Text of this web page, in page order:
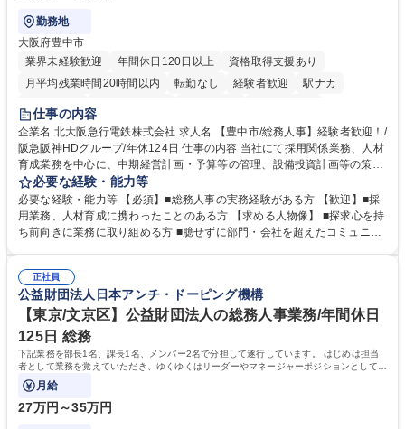
勤務地
大阪府豊中市
業界未経験歓迎
年間休日120日以上
資格取得支援あり
月平均残業時間20時間以内
転勤なし 経験者歓迎
駅ナカ
退職金あり
土日祝休み
服装自由 昼食補助あり 食事補助あり
仕事の内容
企業名 北大阪急行電鉄株式会社 求人名 【豊中市/総務人事】経験者歓迎！/
阪急阪神HDグループ/年休124日 仕事の内容 当社にて採用関係業務、人材
育成業務を中心に、中期経営計画・予算等の管理、設備投資計画等の策
定、さらに社内の重要会議の運営等、経営の根幹となる幅広い総務人事業
務全般を担当していただきます。 【主な業務内容】 ■採用関係業務および
人材育成(社員研修)業務の推進 ■中期経営計画および予算等の管理 ■設備
投資計画等の策定 ■社内の重要会議の運営 ■その他総務人事業務全般 【入
務人事】経験者歓迎！/阪急阪神HDグループ/年休124日
必要な経験・能力等
必要な経験・能力等 【必須】■総務人事の実務経験がある方 【歓迎】■採
用業務、人材育成に携わったことのある方 【求める人物像】 ■探求心を持
ち前向きに業務に取り組める方 ■臆せずに部門・会社を超えたコミュニケ
囲のメンバーと協調しつつ主体性を持って能動的に業務を推進できる方 学
歴・資格 学歴：大学院 大学 高専 短大 専修学校 高校 語学力： 資格：
正社員
公益財団法人日本アンチ・ドーピング機構
【東京/文京区】公益財団法人の総務人事業務/年間休日
125日 総務
下記業務を部長1名、課長1名、メンバー2名で分担して遂行しています。 はじめは担当
者として業務を覚えていただき、ゆくゆくはリーダーやマネージャーポジションとして活
躍いただくことを期待しています。
月給
27万円～35万円